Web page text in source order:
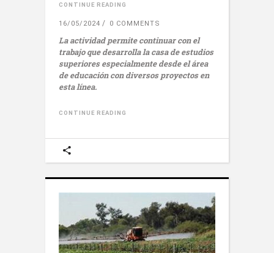
CONTINUE READING
16/05/2024 0 COMMENTS
La actividad permite continuar con el
trabajo que desarrolla la casa de estudios
superiores especialmente desde el área
de educación con diversos proyectos en
esta línea.
CONTINUE READING